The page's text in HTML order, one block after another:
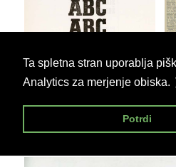
Ta spletna stran uporablja
Analytics za merjenje obiska.
Potrdi